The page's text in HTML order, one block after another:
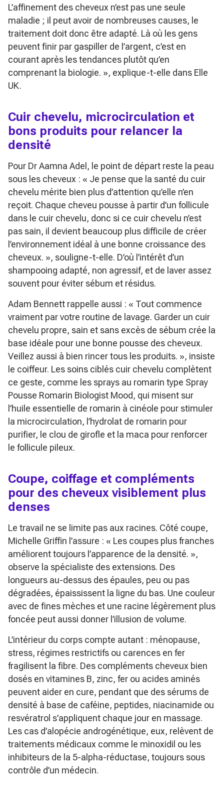
L’affinement des cheveux n’est pas une seule
maladie ; il peut avoir de nombreuses causes, le
traitement doit donc être adapté. Là où les gens
peuvent finir par gaspiller de l’argent, c’est en
courant après les tendances plutôt qu’en
comprenant la biologie. », explique-t-elle dans Elle
UK.
Cuir chevelu, microcirculation et
bons produits pour relancer la
densité
Pour Dr Aamna Adel, le point de départ reste la peau
sous les cheveux : « Je pense que la santé du cuir
chevelu mérite bien plus d’attention qu’elle n’en
reçoit. Chaque cheveu pousse à partir d’un follicule
dans le cuir chevelu, donc si ce cuir chevelu n’est
pas sain, il devient beaucoup plus difficile de créer
l’environnement idéal à une bonne croissance des
cheveux. », souligne-t-elle. D’où l’intérêt d’un
shampooing adapté, non agressif, et de laver assez
souvent pour éviter sébum et résidus.
Adam Bennett rappelle aussi : « Tout commence
vraiment par votre routine de lavage. Garder un cuir
chevelu propre, sain et sans excès de sébum crée la
base idéale pour une bonne pousse des cheveux.
Veillez aussi à bien rincer tous les produits. », insiste
le coiffeur. Les soins ciblés cuir chevelu complètent
ce geste, comme les sprays au romarin type Spray
Pousse Romarin Biologist Mood, qui misent sur
l’huile essentielle de romarin à cinéole pour stimuler
la microcirculation, l’hydrolat de romarin pour
purifier, le clou de girofle et la maca pour renforcer
le follicule pileux.
Coupe, coiffage et compléments
pour des cheveux visiblement plus
denses
Le travail ne se limite pas aux racines. Côté coupe,
Michelle Griffin l’assure : « Les coupes plus franches
améliorent toujours l’apparence de la densité. »,
observe la spécialiste des extensions. Des
longueurs au-dessus des épaules, peu ou pas
dégradées, épaississent la ligne du bas. Une couleur
avec de fines mèches et une racine légèrement plus
foncée peut aussi donner l’illusion de volume.
L’intérieur du corps compte autant : ménopause,
stress, régimes restrictifs ou carences en fer
fragilisent la fibre. Des compléments cheveux bien
dosés en vitamines B, zinc, fer ou acides aminés
peuvent aider en cure, pendant que des sérums de
densité à base de caféine, peptides, niacinamide ou
resvératrol s’appliquent chaque jour en massage.
Les cas d’alopécie androgénétique, eux, relèvent de
traitements médicaux comme le minoxidil ou les
inhibiteurs de la 5-alpha-réductase, toujours sous
contrôle d’un médecin.